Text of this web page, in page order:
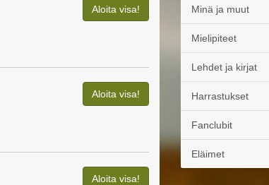
Aloita visa!
Aloita visa!
Aloita visa!
Minä ja muut
Mielipiteet
Lehdet ja kirjat
Harrastukset
Fanclubit
Eläimet